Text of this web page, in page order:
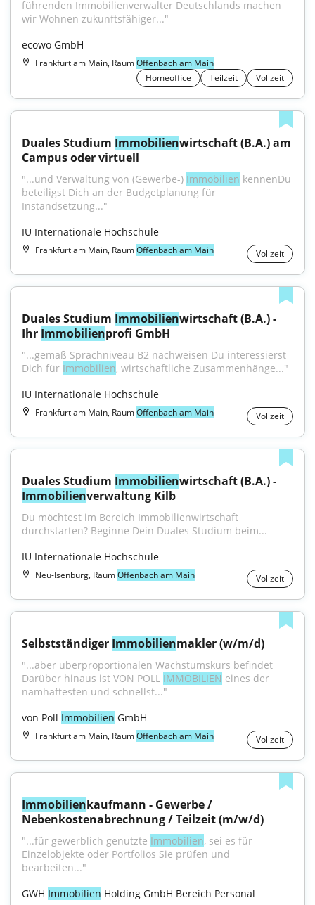
führenden Immobilienverwalter Deutschlands machen
wir Wohnen zukunftsfähiger..."
ecowo GmbH
Frankfurt am Main, RaumOffenbach am Main
Homeoffice
Teilzeit Vollzeit
Duales Studium Immobilienwirtschaft (B.A.) am
Campus oder virtuell
"...und Verwaltung von (Gewerbe-) Immobilien kennenDu
beteiligst Dich an der Budgetplanung für
Instandsetzung..."
IU Internationale Hochschule
Frankfurt am Main, RaumOffenbach am Main Vollzeit
Duales Studium Immobilienwirtschaft (B.A.) -
Ihr Immobilienprofi GmbH
"...gemäß Sprachniveau B2 nachweisen Du interessierst
Dich für Immobilien, wirtschaftliche Zusammenhänge..."
IU Internationale Hochschule
Frankfurt am Main, RaumOffenbach am Main Vollzeit
Duales Studium Immobilien
Immobilienverwaltung Kilb
Du möchtest im Bereich Immobilienwirtschaft
durchstarten? Beginne Dein Duales Studium beim...
IU Internationale Hochschule
Neu-Isenburg, RaumOffenbach am Main Vollzeit
Selbstständiger Immobilienmakler (w/m/d)
"...aber überproportionalen Wachstumskurs befindet
Darüber hinaus ist VON POLL IMMOBILIEN eines der
namhaftesten und schnellst..."
von Poll Immobilien GmbH
Frankfurt am Main, RaumOffenbach am Main Vollzeit
Immobilienkaufmann - Gewerbe /
Nebenkostenabrechnung / Teilzeit (m/w/d)
"...für gewerblich genutzte Immobilien, sei es für
Einzelobjekte oder Portfolios Sie prüfen und
bearbeiten..."
GWH Immobilien Holding GmbH Bereich Personal